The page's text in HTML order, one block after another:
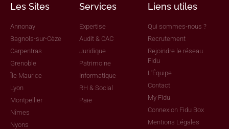
Les Sites
Annonay
Bagnols-sur-Cèze
Carpentras
Grenoble
Île Maurice
Lyon
Montpellier
Nîmes
Nyons
Services
Expertise
Audit & CAC
Juridique
Patrimoine
Informatique
RH & Social
Paie
Liens utiles
Qui sommes-nous ?
Recrutement
Rejoindre le réseau
Fidu
L'Équipe
Contact
My Fidu
Connexion Fidu Box
Mentions Légales